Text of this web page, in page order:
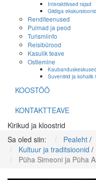
Interaktiivsed rajad
Giidiga ekskursioonid
Renditeenused
Pulmad ja peod
Turismiinfo
Reisibürood
Kasulik teave
Ostlemine
Kaubanduskeskused
Suveniirid ja kohalik
KOOSTÖÖ
KONTAKTTEAVE
Kirikud ja kloostrid
Sa oled siin:
Pealeht /
Kultuur ja traditsioonid /
Püha Simeoni ja Püha